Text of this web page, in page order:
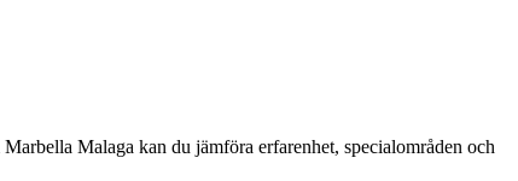
Marbella Malaga kan du jämföra erfarenhet, specialområden och